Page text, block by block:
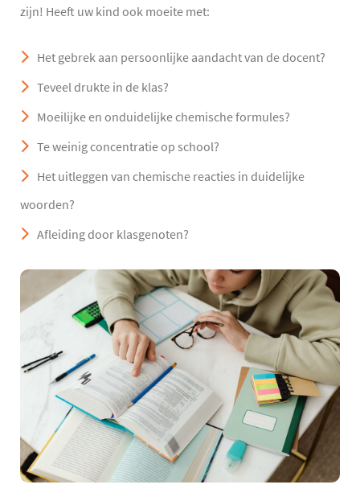
zijn! Heeft uw kind ook moeite met:
Het gebrek aan persoonlijke aandacht van de docent?
Teveel drukte in de klas?
Moeilijke en onduidelijke chemische formules?
Te weinig concentratie op school?
Het uitleggen van chemische reacties in duidelijke
woorden?
Afleiding door klasgenoten?